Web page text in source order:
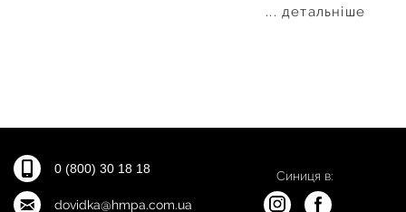
... детальніше
0 (800) 30 18 18
dovidka@hmpa.com.ua
Синиця в: